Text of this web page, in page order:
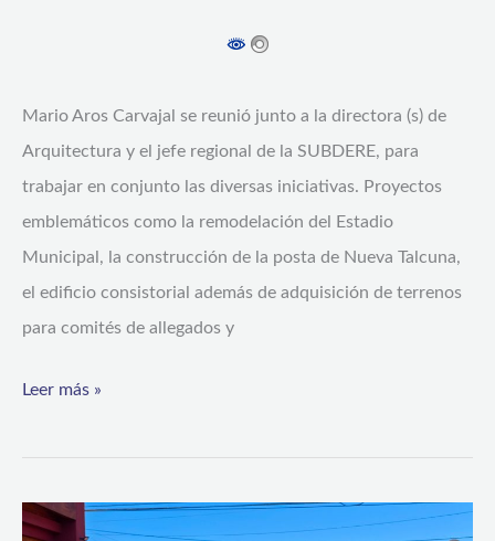
Mario Aros Carvajal se reunió junto a la directora (s) de
Arquitectura y el jefe regional de la SUBDERE, para
trabajar en conjunto las diversas iniciativas. Proyectos
emblemáticos como la remodelación del Estadio
Municipal, la construcción de la posta de Nueva Talcuna,
el edificio consistorial además de adquisición de terrenos
para comités de allegados y
Leer más »
SUBDERE